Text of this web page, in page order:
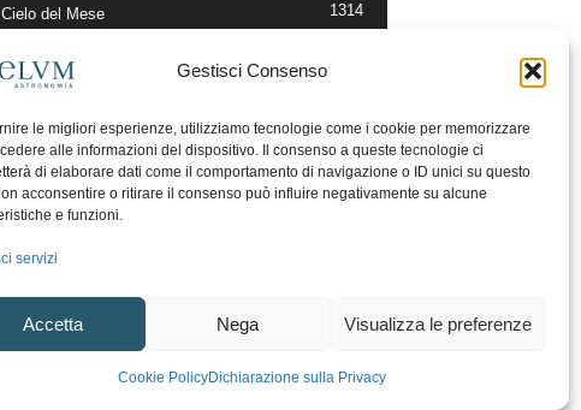
Gestisci Consenso
le migliori esperienze, utilizziamo tecnologie come i cookie per memorizzare
alle informazioni del dispositivo. Il consenso a queste tecnologie ci
di elaborare dati come il comportamento di navigazione o ID unici su questo
acconsentire o ritirare il consenso può influire negativamente su alcune
e funzioni.
servizi
Accetta Nega Visualizza le preferenze
Cookie PolicyDichiarazione sulla Privacy
Cielo del Mese 1314
Articoli e Risorse On-Line
Il Blog della Redazione
Community e Aree di Discussione